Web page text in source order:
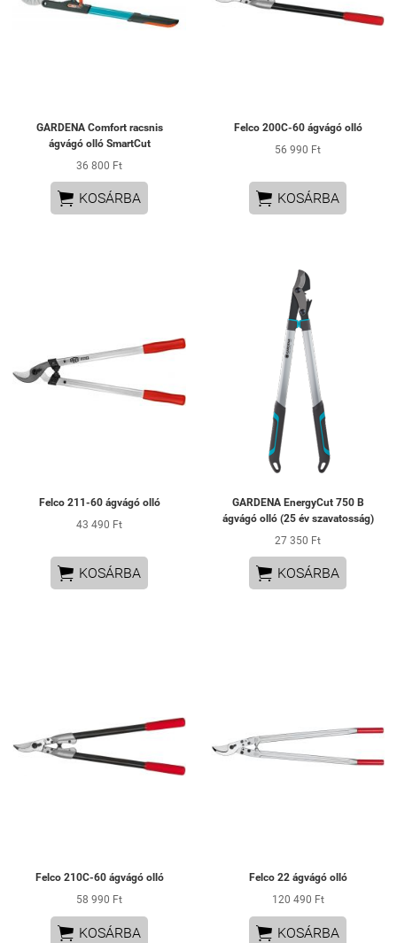
GARDENA Comfort racsnis
ágvágó olló SmartCut
36 800 Ft
 KOSÁRBA
Felco 200C-60 ágvágó olló
56 990 Ft
 KOSÁRBA
Felco 211-60 ágvágó olló
43 490 Ft
 KOSÁRBA
GARDENA EnergyCut 750 B
ágvágó olló (25 év szavatosság)
27 350 Ft
 KOSÁRBA
Felco 210C-60 ágvágó olló
58 990 Ft
 KOSÁRBA
Felco 22 ágvágó olló
120 490 Ft
 KOSÁRBA